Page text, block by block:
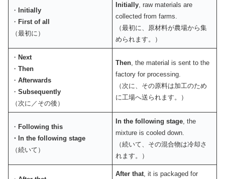
・Initially
・First of all
（最初に）
Initially , raw materials are
collected from farms.
（最初に、原材料が農場から集
められます。）
・Next
・Then
・Afterwards
・Subsequently
（次に／その後）
Then , the material is sent to the
factory for processing.
（次に、その原料は加工のため
に工場へ送られます。）
・Following this
・In the following stage
（続いて）
In the following stage , the
mixture is cooled down.
（続いて、その混合物は冷却さ
れます。）
After that , it is packaged for